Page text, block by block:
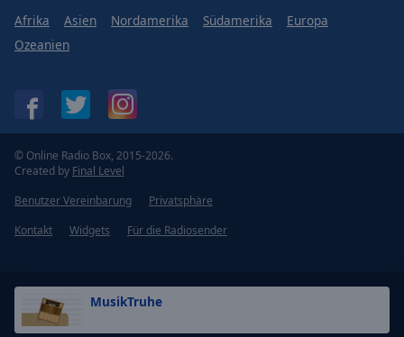
MusikTruhe
Afrika Asien Nordamerika Südamerika
Europa
Ozeanien
© Online Radio Box, 2015-2026.
Created by Final Level
Benutzer Vereinbarung
Privatsphäre
Kontakt
Widgets Für die Radiosender